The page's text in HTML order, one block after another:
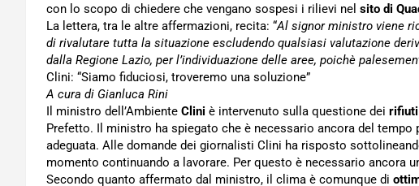
con lo scopo di chiedere che vengano sospesi i rilievi nel sito di
La lettera, tra le altre affermazioni, recita: “Al signor ministro viene
di rivalutare tutta la situazione escludendo qualsiasi valutazione
dalla Regione Lazio, per l’individuazione delle aree, poichè
Clini: “Siamo fiduciosi, troveremo una soluzione”
A cura di Gianluca Rini
Il ministro dell’Ambiente Clini è intervenuto sulla questione dei rifiuti
Prefetto. Il ministro ha spiegato che è necessario ancora del
adeguata. Alle domande dei giornalisti Clini ha risposto
momento continuando a lavorare. Per questo è necessario ancora
Secondo quanto affermato dal ministro, il clima è comunque di